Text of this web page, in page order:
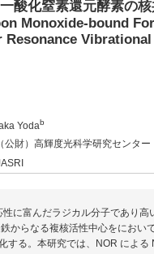
酸化窒素還元酵素の
Monoxide-bound
Resonance
Yodab
（公財）高輝度光科学研究センター
に富んだラジカル分子であり
鉄からなる複核活性中心をにお
する。本研究では、NOR によ